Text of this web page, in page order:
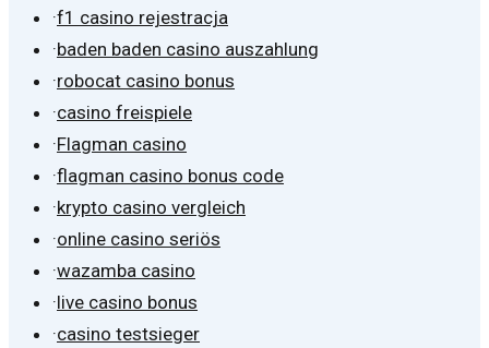
·f1 casino rejestracja
·baden baden casino auszahlung
·robocat casino bonus
·casino freispiele
·Flagman casino
·flagman casino bonus code
·krypto casino vergleich
·online casino seriös
·wazamba casino
·live casino bonus
·casino testsieger